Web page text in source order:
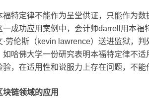
福特定律不能作为呈堂供证，只能作为
一成功应用案例中，会计师darrell用本
·劳伦斯（kevin lawrence）送进监狱，
如哈佛大学一份研究表明本福特定律不
验，在适用性和说服力上存在问题，不
链领域的应用